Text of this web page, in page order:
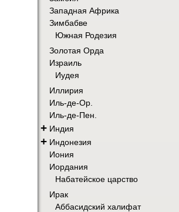
Западная Африка
Зимбабве
Южная Родезия
Золотая Орда
Израиль
Иудея
Иллирия
Иль-де-Ор.
Иль-де-Пен.
+ Индия
+ Индонезия
Иония
Иордания
Набатейское царство
Ирак
Аббасидский халифат